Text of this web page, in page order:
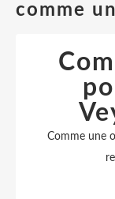
comme
Comme une